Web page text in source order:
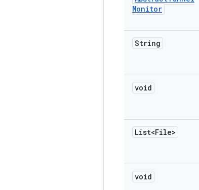
Monitor
String
void
List<File>
void